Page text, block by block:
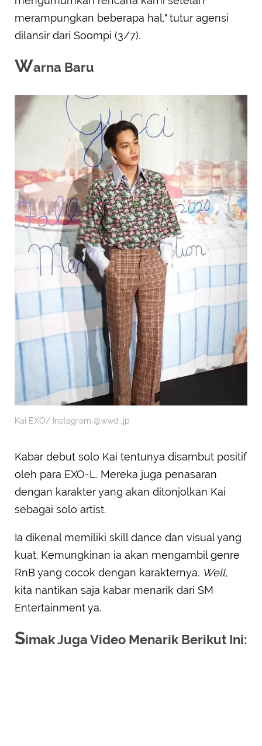
merampungkan beberapa hal," tutur agensi
dilansir dari Soompi (3/7).
Warna Baru
Kai EXO/ Instagram @wwd_jp
Kabar debut solo Kai tentunya disambut positif
oleh para EXO-L. Mereka juga penasaran
dengan karakter yang akan ditonjolkan Kai
sebagai solo artist.
Ia dikenal memiliki skill dance dan visual yang
kuat. Kemungkinan ia akan mengambil genre
RnB yang cocok dengan karakternya. Well,
kita nantikan saja kabar menarik dari SM
Entertainment ya.
Simak Juga Video Menarik Berikut Ini: